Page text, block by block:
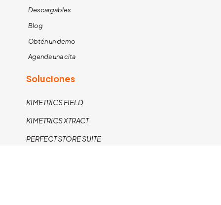
Descargables
Blog
Obtén un demo
Agenda una cita
Soluciones
KIMETRICS FIELD
KIMETRICS XTRACT
PERFECT STORE SUITE